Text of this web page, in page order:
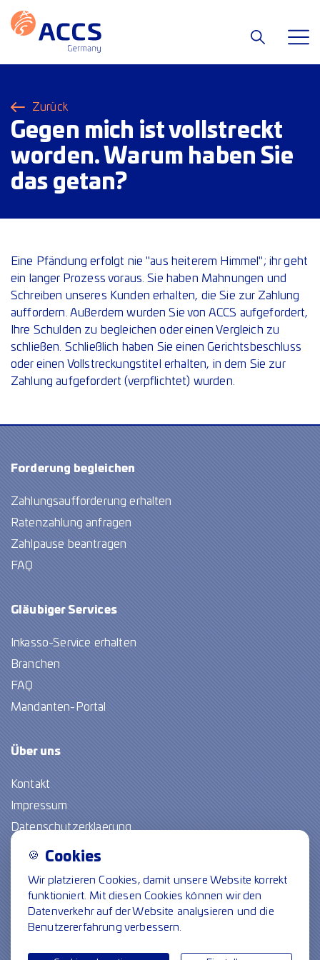
Zurück
Gegen mich ist vollstreckt
worden. Warum haben Sie
das getan?
Eine Pfändung erfolgt nie "aus heiterem Himmel"; ihr geht
ein langer Prozess voraus. Sie haben Mahnungen und
Schreiben unseres Kunden erhalten, die Sie zur Zahlung
auffordern. Außerdem wurden Sie von ACCS aufgefordert,
Ihre Schulden zu begleichen oder einen Vergleich zu
schließen. Schließlich haben Sie einen Gerichtsbeschluss
oder einen Vollstreckungstitel erhalten, in dem Sie zur
Zahlung aufgefordert (verpflichtet) wurden.
Forderung begleichen
Zahlungsaufforderung erhalten
Ratenzahlung anfragen
Zahlpause beantragen
FAQ
Gläubiger Services
Inkasso-Service erhalten
Branchen
FAQ
Mandanten-Portal
Über uns
Kontakt
Impressum
Datenschutzerklaerung
Freie Stellen
Folge uns
🍪 Cookies
Wir platzieren Cookies, damit unsere Website korrekt
funktioniert. Mit diesen Cookies können wir den
Datenverkehr auf der Website analysieren und die
Benutzererfahrung verbessern.